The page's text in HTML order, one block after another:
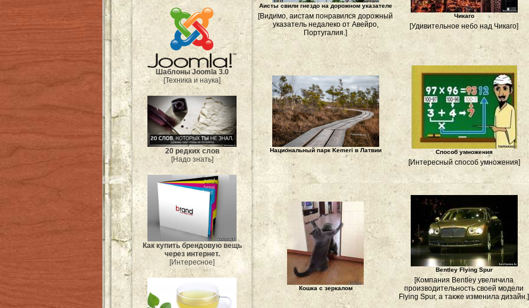
Шаблоны Joomla 3.0
[Техника и наука]
20 редких слов
[Надо знать]
Как купить брендовую вещь
через интернет.
[Интересное]
Аисты свили гнездо на дорожном указателе
[Видимо, аистам понравился дорожный
указатель недалеко от Авейро,
Португалия.]
Чикаго
[Удивительное небо над Чикаго]
Национальный парк Kemeri в Латвии Способ умножения
[Интересный способ умножения]
Кошка с зеркалом
Bentley Flying Spur
[Компания Bentley увеличила
производительность своей модели
Flying Spur, а также изменила дизайн.]